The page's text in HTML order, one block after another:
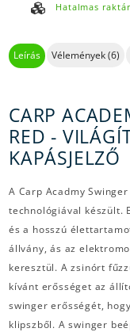
Hatalmas
Leírás Vélemények (6)
CARP
RED -
KAPÁSJELZŐ
A Carp Acadmy
technológiával készült.
és a hosszú
állvány, ás az
keresztül. A zsinórt
kívánt erősséget az
swinger erősségét,
klipszből. A swinger